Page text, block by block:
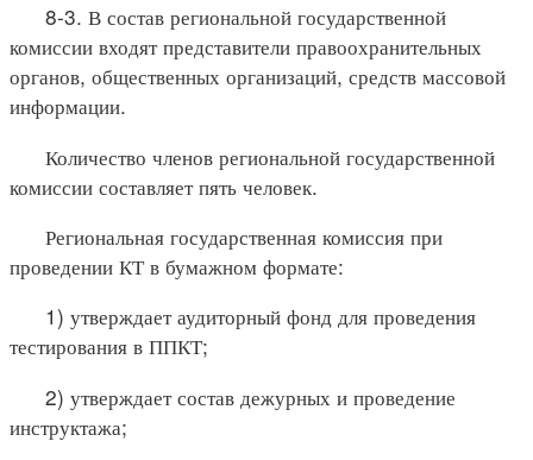
8-3. В состав региональной государственной
комиссии входят представители правоохранительных
органов, общественных организаций, средств массовой
информации.
Количество членов региональной государственной
комиссии составляет пять человек.
Региональная государственная комиссия при
проведении КТ в бумажном формате:
1) утверждает аудиторный фонд для проведения
тестирования в ППКТ;
2) утверждает состав дежурных и проведение
инструктажа;